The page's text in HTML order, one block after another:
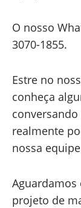
O nosso
3070-1855.
Estre no
conheça
realmente
nossa
Aguardamos
projeto de